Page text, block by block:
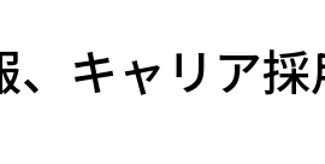
キャリア